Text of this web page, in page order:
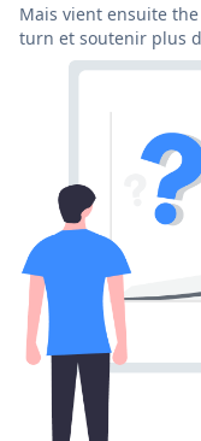
Mais vient ensuite
turn et soutenir plus